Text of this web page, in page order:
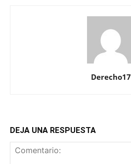
Derecho17
DEJA UNA RESPUESTA